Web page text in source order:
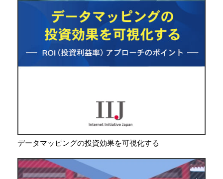
データマッピングの投資効果を可視化する